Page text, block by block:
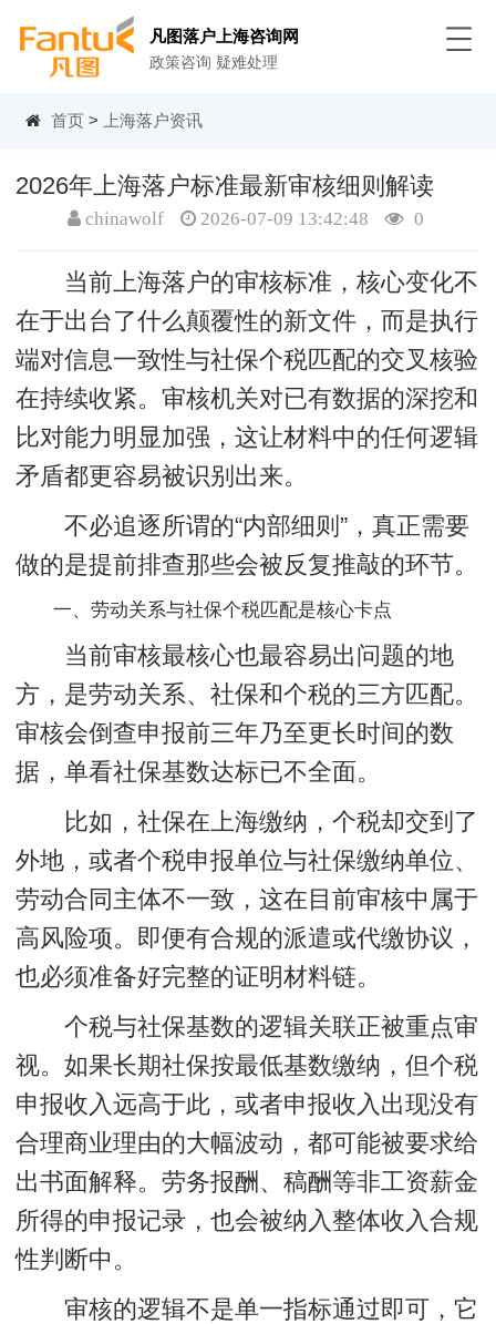
凡图落户上海咨询网
政策咨询 疑难处理
首页 > 上海落户资讯
2026年上海落户标准最新审核细则解读
chinawolf 2026-07-09 13:42:48 0
当前上海落户的审核标准，核心变化不
在于出台了什么颠覆性的新文件，而是执行
端对信息一致性与社保个税匹配的交叉核验
在持续收紧。审核机关对已有数据的深挖和
比对能力明显加强，这让材料中的任何逻辑
矛盾都更容易被识别出来。
不必追逐所谓的“内部细则”，真正需要
做的是提前排查那些会被反复推敲的环节。
一、劳动关系与社保个税匹配是核心卡点
当前审核最核心也最容易出问题的地
方，是劳动关系、社保和个税的三方匹配。
审核会倒查申报前三年乃至更长时间的数
据，单看社保基数达标已不全面。
比如，社保在上海缴纳，个税却交到了
外地，或者个税申报单位与社保缴纳单位、
劳动合同主体不一致，这在目前审核中属于
高风险项。即便有合规的派遣或代缴协议，
也必须准备好完整的证明材料链。
个税与社保基数的逻辑关联正被重点审
视。如果长期社保按最低基数缴纳，但个税
申报收入远高于此，或者申报收入出现没有
合理商业理由的大幅波动，都可能被要求给
出书面解释。劳务报酬、稿酬等非工资薪金
所得的申报记录，也会被纳入整体收入合规
性判断中。
审核的逻辑不是单一指标通过即可，它